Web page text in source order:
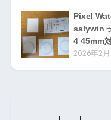
Pixel
salywin
4 45mm
2026年2月